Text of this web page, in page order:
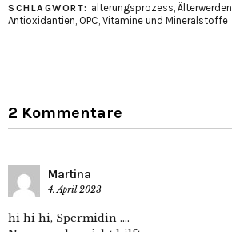
SCHLAGWORT: alterungsprozess Älterwerden
Antioxidantien OPC Vitamine und Mineralstoffe
2 Kommentare
Martina
4. April 2023
hi hi hi, Spermidin ….